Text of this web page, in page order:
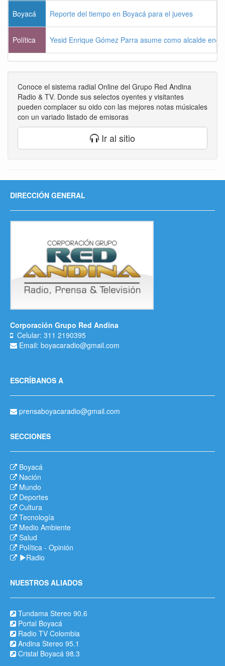
Boyacá Reporte del tiempo en Boyacá para el jueves
Política Yesid Enrique Gómez Parra asume como alcalde
Conoce el sistema radial Online del Grupo Red Andina
Radio & TV. Donde sus selectos oyentes y visitantes
pueden complacer su oido con las mejores notas músicales
con un variado listado de emisoras
Ir al sitio
DIRECCIÓN GENERAL
Corporación Grupo Red Andina
Celular: 311 2190395
Email: boyacaradio@gmail.com
ESCRÍBANOS A
prensaboyacaradio@gmail.com
SECCIONES
Boyacá
Nación
Mundo
Deportes
Cultura
Tecnología
Medio Ambiente
Salud
Política - Opinión
Radio
NUESTROS ALIADOS
Tundama Stereo 90.6
Portal Boyacá
Radio TV Colombia
Andina Stereo 95.1
Cristal Boyacá 98.3